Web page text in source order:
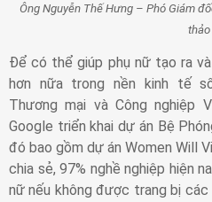
Ông Nguyễn Thế Hưng – Phó Giám
thảo
Để có thể giúp phụ nữ tạo ra
hơn nữa trong nền kinh tế
Thương mại và Công nghiệp
Google triển khai dự án Bệ
đó bao gồm dự án Women Will
chia sẻ, 97% nghề nghiệp hiện
nữ nếu không được trang bị